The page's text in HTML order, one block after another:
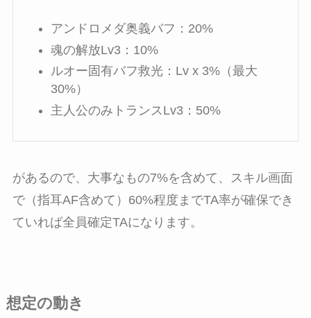
アンドロメダ奥義バフ：20%
魂の解放Lv3：10%
ルオー固有バフ救光：Lv x 3%（最大
30%）
主人公のみトランスLv3：50%
があるので、大事なもの7%を含めて、スキル画面
で（指耳AF含めて）60%程度までTA率が確保でき
ていれば全員確定TAになります。
想定の動き